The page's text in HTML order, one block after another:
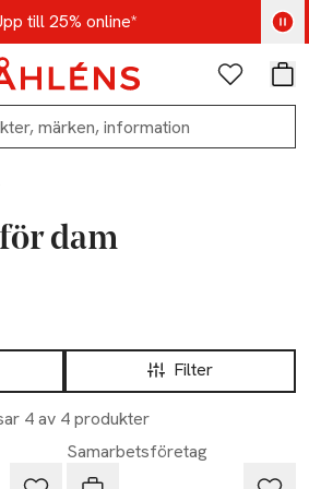
till 25% online*
AUG25 - Shoppa nu
Favoriter
dam
Filter
4 av 4 produkter
Samarbetsföretag